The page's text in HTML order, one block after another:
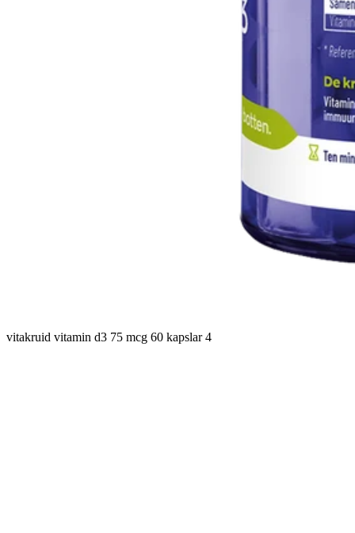
vitakruid vitamin d3 75 mcg 60 kapslar 4